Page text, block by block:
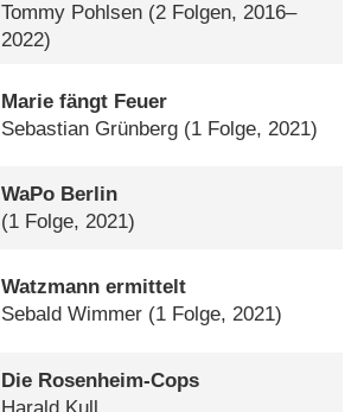
Tommy Pohlsen (2 Folgen, 2016–
2022)
Marie fängt Feuer
Sebastian Grünberg (1 Folge, 2021)
WaPo Berlin
(1 Folge, 2021)
Watzmann ermittelt
Sebald Wimmer (1 Folge, 2021)
Die Rosenheim-Cops
Harald Kull